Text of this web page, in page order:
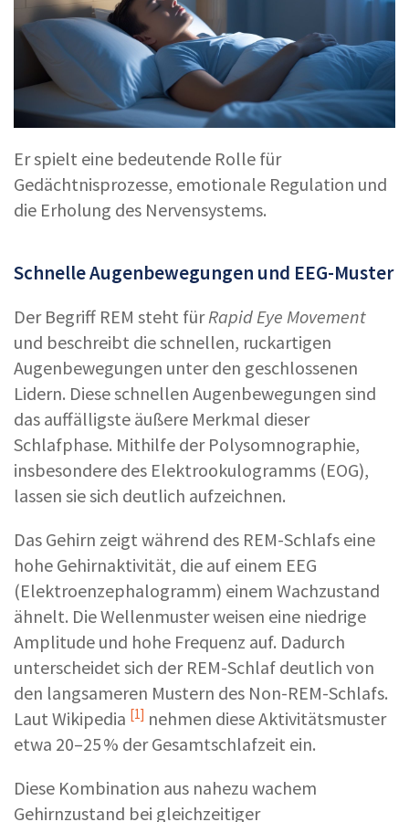
Er spielt eine bedeutende Rolle für
Gedächtnisprozesse, emotionale Regulation und
die Erholung des Nervensystems.
Schnelle Augenbewegungen und EEG-Muster
Der Begriff REM steht fürRapid Eye Movement
und beschreibt die schnellen, ruckartigen
Augenbewegungen unter den geschlossenen
Lidern. Diese schnellen Augenbewegungen sind
das auffälligste äußere Merkmal dieser
Schlafphase. Mithilfe der Polysomnographie,
insbesondere des Elektrookulogramms (EOG),
lassen sie sich deutlich aufzeichnen.
Das Gehirn zeigt während des REM-Schlafs eine
hohe Gehirnaktivität, die auf einem EEG
(Elektroenzephalogramm) einem Wachzustand
ähnelt. Die Wellenmuster weisen eine niedrige
Amplitude und hohe Frequenz auf. Dadurch
unterscheidet sich der REM-Schlaf deutlich von
den langsameren Mustern des Non-REM-Schlafs.
Laut Wikipedia [1] nehmen diese Aktivitätsmuster
etwa 20–25 % der Gesamtschlafzeit ein.
Diese Kombination aus nahezu wachem
Gehirnzustand bei gleichzeitiger